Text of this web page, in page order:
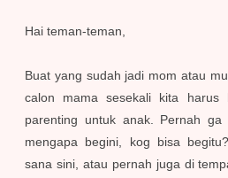
Hai teman-teman,
Buat yang sudah jadi mom atau
calon mama sesekali kita harus
parenting untuk anak. Pernah
mengapa begini, kog bisa
sana sini, atau pernah juga di